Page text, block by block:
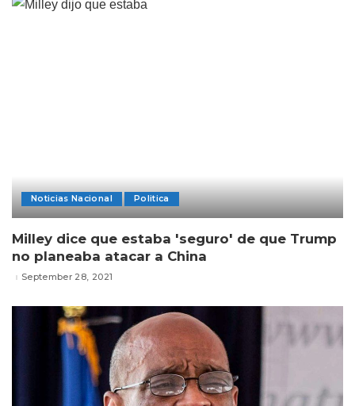
Noticias Nacional Politica
Milley dice que estaba 'seguro' de que Trump
no planeaba atacar a China
September 28, 2021